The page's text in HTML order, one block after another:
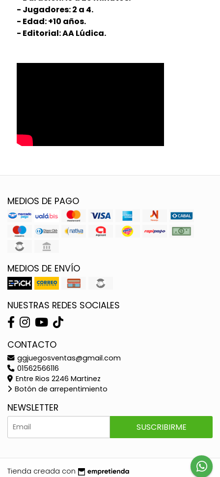
- Jugadores: 2 a 4.
- Edad: +10 años.
- Editorial: AA Lúdica.
MEDIOS DE PAGO
MEDIOS DE ENVÍO
NUESTRAS REDES SOCIALES
CONTACTO
ggjuegosventas@gmail.com
01562566116
Entre Rios 2246 Martinez
Botón de arrepentimiento
NEWSLETTER
SUSCRIBIRME
Tienda creada con